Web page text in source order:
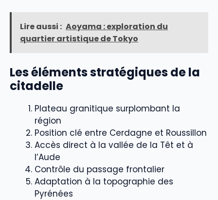
Lire aussi : Aoyama : exploration du
quartier artistique de Tokyo
Les éléments stratégiques de la
citadelle
Plateau granitique surplombant la
région
Position clé entre Cerdagne et Roussillon
Accès direct à la vallée de la Têt et à
l’Aude
Contrôle du passage frontalier
Adaptation à la topographie des
Pyrénées